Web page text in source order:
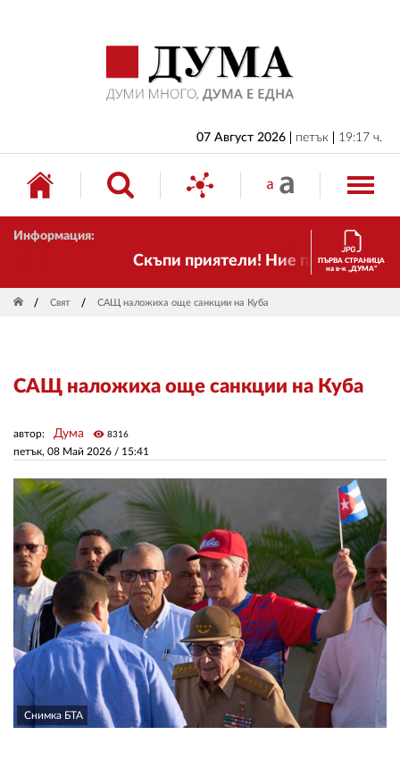
07 Август 2026 петък 19:17 ч.
Информация:
Скъпи приятели! Ние пак сме тук!
ПЪРВА СТРАНИЦА
на в-к „ДУМА“
Свят САЩ наложиха още санкции на Куба
Снимка БТА
САЩ наложиха още санкции на Куба
петък, 08 Май 2026 / 15:41
автор: Дума visibility 8316
БЪЛГАРИЯ
ИКОНОМИКА
ИЗБОРИ
СВЯТ
ДРУГИ
АВТОРИ
РЕДАКЦИЯ
КОНТАКТИ
РЕКЛАМА
АБОНАМЕНТ
УСЛОВИЯ ЗА ПОЛЗВАНЕ
ПОЛИТИКА ЗА БИСКВИТКИТЕ